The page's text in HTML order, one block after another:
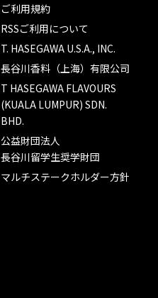
ご利用規約
RSSご利用について
T. HASEGAWA U.S.A., INC.
長谷川香料（上海）有限公司
T HASEGAWA FLAVOURS
(KUALA LUMPUR) SDN.
BHD.
公益財団法人
長谷川留学生奨学財団
マルチステークホルダー方針